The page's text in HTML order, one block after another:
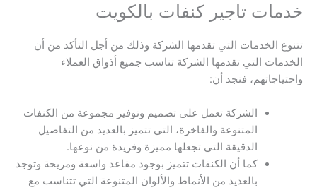
خدمات تاجير كنفات بالكويت
تتنوع الخدمات التي تقدمها الشركة وذلك من أجل التأكد من أن
الخدمات التي تقدمها الشركة تناسب جميع أذواق العملاء
واحتياجاتهم، فنجد أن:
الشركة تعمل على تصميم وتوفير مجموعة من الكنفات
المتنوعة والفاخرة، التي تتميز بالعديد من التفاصيل
الدقيقة التي تجعلها مميزة وفريدة من نوعها.
كما أن الكنفات تتميز بوجود مقاعد واسعة ومريحة وتوجد
بالعديد من الأنماط والألوان المتنوعة التي تتناسب مع